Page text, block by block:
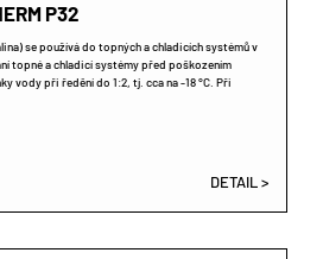
P32
se používá do topných a chladicích systémů v
topné a chladicí systémy před poškozením
vody při ředění do 1:2, tj. cca na -18 °C. Při
DETAIL >